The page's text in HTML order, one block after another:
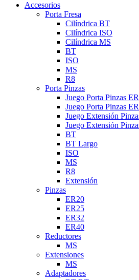
Accesorios
Porta Fresa
Cilíndrica BT
Cilíndrica ISO
Cilíndrica MS
BT
ISO
MS
R8
Porta Pinzas
Juego Porta Pinzas
Juego Porta Pinzas
Juego Extensión
Juego Extensión
BT
BT Largo
ISO
MS
R8
Extensión
Pinzas
ER20
ER25
ER32
ER40
Reductores
MS
Extensiones
MS
Adaptadores